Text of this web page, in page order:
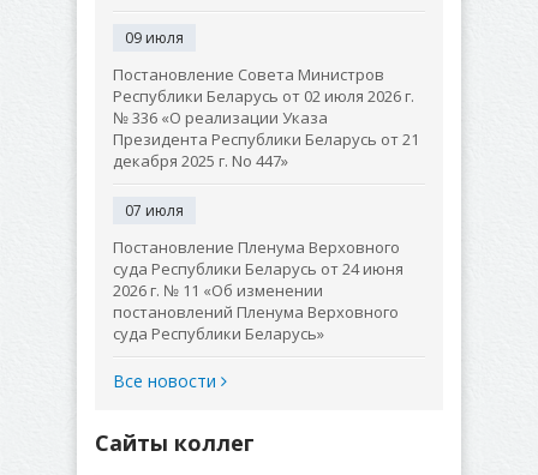
09 июля
Постановление Совета Министров
Республики Беларусь от 02 июля 2026 г.
№ 336 «О реализации Указа
Президента Республики Беларусь от 21
декабря 2025 г. No 447»
07 июля
Постановление Пленума Верховного
суда Республики Беларусь от 24 июня
2026 г. № 11 «Об изменении
постановлений Пленума Верховного
суда Республики Беларусь»
Все новости
Сайты коллег